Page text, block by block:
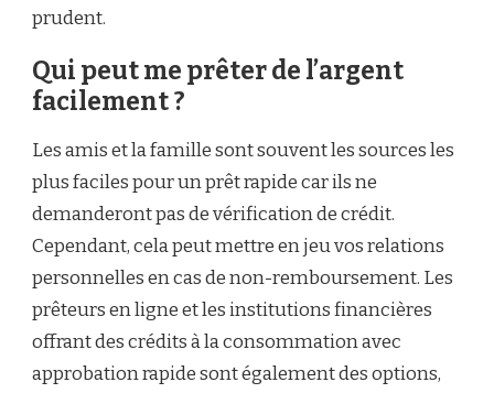
prudent.
Qui peut me prêter de l’argent
facilement ?
Les amis et la famille sont souvent les sources les
plus faciles pour un prêt rapide car ils ne
demanderont pas de vérification de crédit.
Cependant, cela peut mettre en jeu vos relations
personnelles en cas de non-remboursement. Les
prêteurs en ligne et les institutions financières
offrant des crédits à la consommation avec
approbation rapide sont également des options,